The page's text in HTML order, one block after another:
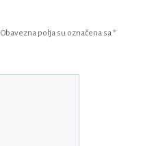
Obavezna polja su označena sa*